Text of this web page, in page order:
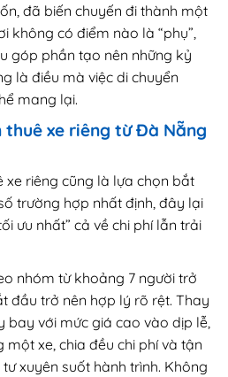
đã biến chuyến đi thành một
không có điểm nào là “phụ”,
góp phần tạo nên những kỷ
là điều mà việc di chuyển
mang lại.
thuê xe riêng từ Đà Nẵng
xe riêng cũng là lựa chọn bắt
trường hợp nhất định, đây lại
ưu nhất” cả về chi phí lẫn trải
nhóm từ khoảng 7 người trở
đầu trở nên hợp lý rõ rệt. Thay
bay với mức giá cao vào dịp lễ,
xe, chia đều chi phí và tận
xuyên suốt hành trình. Không